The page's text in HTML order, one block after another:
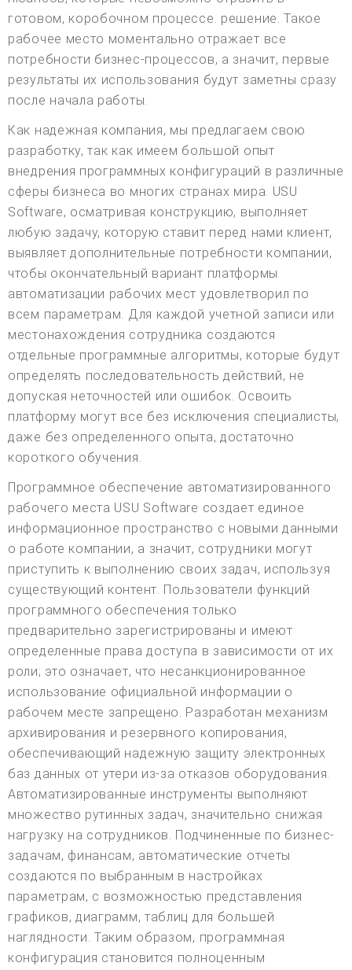
готовом, коробочном процессе. решение. Такое
рабочее место моментально отражает все
потребности бизнес-процессов, а значит, первые
результаты их использования будут заметны сразу
после начала работы.
Как надежная компания, мы предлагаем свою
разработку, так как имеем большой опыт
внедрения программных конфигураций в различные
сферы бизнеса во многих странах мира. USU
Software, осматривая конструкцию, выполняет
любую задачу, которую ставит перед нами клиент,
выявляет дополнительные потребности компании,
чтобы окончательный вариант платформы
автоматизации рабочих мест удовлетворил по
всем параметрам. Для каждой учетной записи или
местонахождения сотрудника создаются
отдельные программные алгоритмы, которые будут
определять последовательность действий, не
допуская неточностей или ошибок. Освоить
платформу могут все без исключения специалисты,
даже без определенного опыта, достаточно
короткого обучения.
Программное обеспечение автоматизированного
рабочего места USU Software создает единое
информационное пространство с новыми данными
о работе компании, а значит, сотрудники могут
приступить к выполнению своих задач, используя
существующий контент. Пользователи функций
программного обеспечения только
предварительно зарегистрированы и имеют
определенные права доступа в зависимости от их
роли; это означает, что несанкционированное
использование официальной информации о
рабочем месте запрещено. Разработан механизм
архивирования и резервного копирования,
обеспечивающий надежную защиту электронных
баз данных от утери из-за отказов оборудования.
Автоматизированные инструменты выполняют
множество рутинных задач, значительно снижая
нагрузку на сотрудников. Подчиненные по бизнес-
задачам, финансам, автоматические отчеты
создаются по выбранным в настройках
параметрам, с возможностью представления
графиков, диаграмм, таблиц для большей
наглядности. Таким образом, программная
конфигурация становится полноценным